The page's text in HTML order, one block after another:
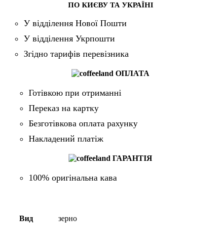
ПО КИЄВУ ТА УКРАЇНІ
У відділення Нової Пошти
У відділення Укрпошти
Згідно тарифів перевізника
ОПЛАТА
Готівкою при отриманні
Переказ на картку
Безготівкова оплата рахунку
Накладений платіж
ГАРАНТІЯ
100% оригінальна кава
Вид зерно